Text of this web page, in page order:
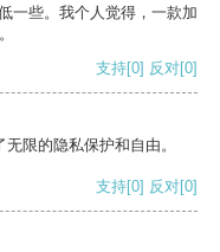
一些。我个人觉得，一款加
支持[0] 反对[0]
限的隐私保护和自由。
支持[0] 反对[0]